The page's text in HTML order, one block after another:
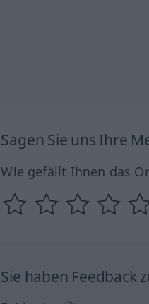
Sagen Sie uns Ihre
Wie gefällt Ihnen das
Sie haben Feedback